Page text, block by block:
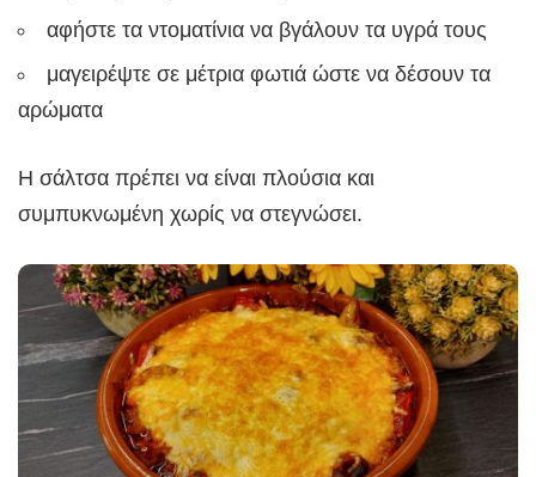
αφήστε τα ντοματίνια να βγάλουν τα υγρά τους
μαγειρέψτε σε μέτρια φωτιά ώστε να δέσουν τα
αρώματα
Η σάλτσα πρέπει να είναι πλούσια και
συμπυκνωμένη χωρίς να στεγνώσει.